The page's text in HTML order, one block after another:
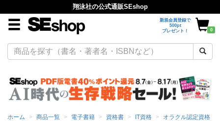
翔泳社の公式通販SEshop
新規会員登録で
500pt
プレゼント！
0
ホーム 商品一覧 電子書籍 資格書 IT資格 オラクル認定資格